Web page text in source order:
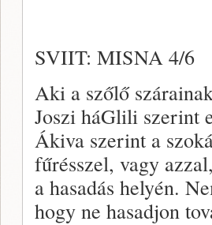
SVIIT: MISNA 4/6
Aki a szőlő
Joszi háGlili szerint
Ákiva szerint a
fűrésszel, vagy
a hasadás helyén.
hogy ne hasadjon